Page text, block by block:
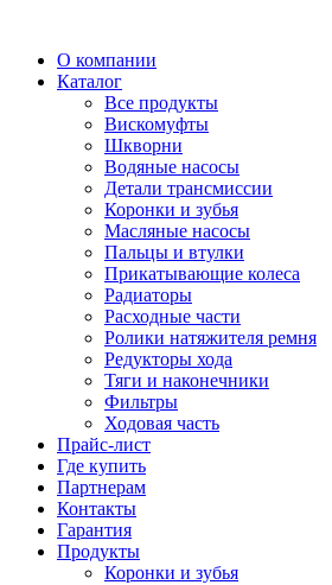
О компании
Каталог
Все продукты
Вискомуфты
Шкворни
Водяные насосы
Детали трансмиссии
Коронки и зубья
Масляные насосы
Пальцы и втулки
Прикатывающие колеса
Радиаторы
Расходные части
Ролики натяжителя ремня
Редукторы хода
Тяги и наконечники
Фильтры
Ходовая часть
Прайс-лист
Где купить
Партнерам
Контакты
Гарантия
Продукты
Коронки и зубья